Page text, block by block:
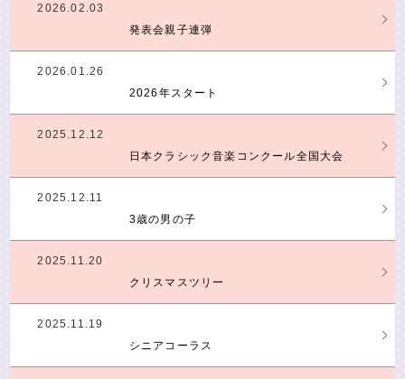
2026.02.03
発表会親子連弾
2026.01.26
2026年スタート
2025.12.12
日本クラシック音楽コンクール全国大会
2025.12.11
3歳の男の子
2025.11.20
クリスマスツリー
2025.11.19
シニアコーラス